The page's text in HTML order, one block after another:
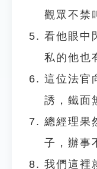
觀眾不禁
看他眼中
私的他也
這位法官
誘，鐵面
總經理果
子，辦事
我們這裡